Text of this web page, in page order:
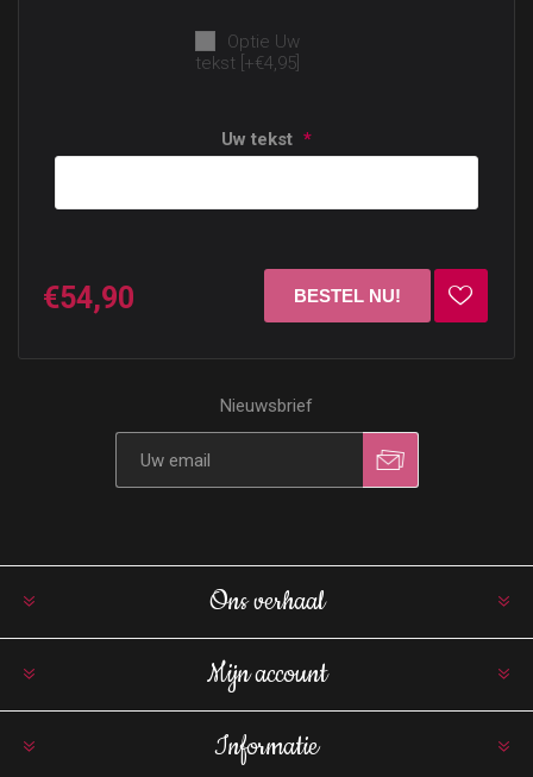
Optie Uw
tekst [+€4,95]
Uw tekst *
€54,90
Nieuwsbrief
Ons verhaal
Mijn account
Informatie